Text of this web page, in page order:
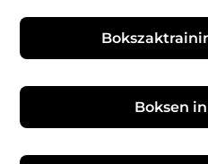
Boksen